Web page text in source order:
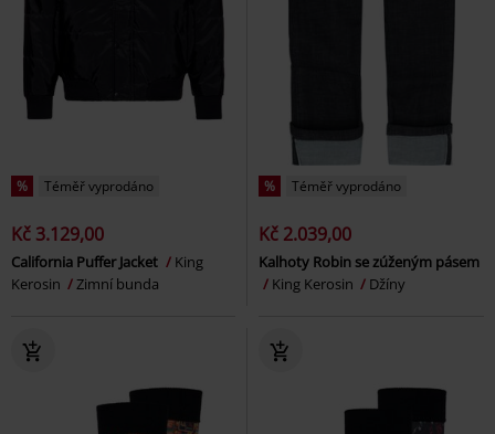
% Téměř vyprodáno
Kč 3.129,00
California Puffer Jacket
King
Kerosin
Zimní bunda
% Téměř vyprodáno
Kč 2.039,00
Kalhoty Robin se zúženým pásem
King Kerosin
Džíny